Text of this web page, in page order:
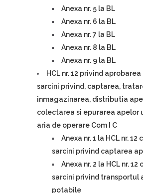
Anexa nr. 5 la BL
Anexa nr. 6 la BL
Anexa nr. 7 la BL
Anexa nr. 8 la BL
Anexa nr. 9 la BL
HCL nr. 12 privind
sarcini privind, captarea,
inmagazinarea, distributia
colectarea si epurarea apelor
aria de operare Com I C
Anexa nr. 1 la HCL nr. 12
sarcini privind captarea
Anexa nr. 2 la HCL nr. 12
sarcini privind transportul
potabile